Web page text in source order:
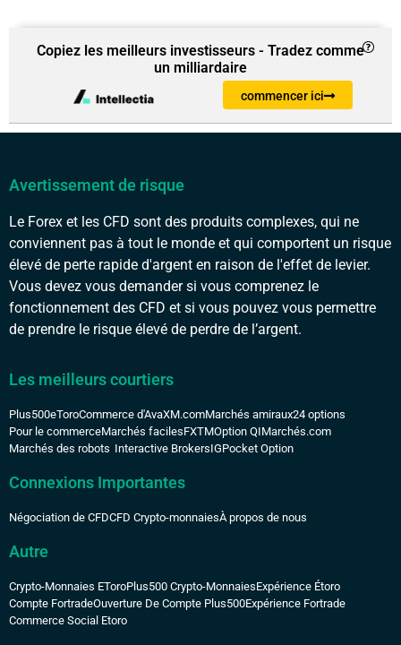
Copiez les meilleurs investisseurs - Tradez comme
un milliardaire
commencer ici
Avertissement de risque
Le Forex et les CFD sont des produits complexes, qui ne
conviennent pas à tout le monde et qui comportent un risque
élevé de perte rapide d'argent en raison de l'effet de levier.
Vous devez vous demander si vous comprenez le
fonctionnement des CFD et si vous pouvez vous permettre
de prendre le risque élevé de perdre de l’argent.
Les meilleurs courtiers
Plus500eToroCommerce d'AvaXM.comMarchés amiraux24 options
Pour le commerceMarchés facilesFXTMOption QIMarchés.com
Marchés des robots Interactive BrokersIGPocket Option
Connexions Importantes
Négociation de CFDCFD Crypto-monnaiesÀ propos de nous
Autre
Crypto-Monnaies EToroPlus500 Crypto-MonnaiesExpérience Étoro
Compte FortradeOuverture De Compte Plus500Expérience Fortrade
Commerce Social Etoro